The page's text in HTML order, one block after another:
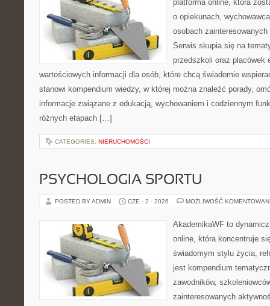
platforma online, która
o opiekunach,
osobach
Serwis skupia się na
przedszkoli oraz placówek
wartościowych informacji dla osób, które chcą świadomie
stanowi kompendium wiedzy, w której można znaleźć porady,
informacje związane z edukacją, wychowaniem i codziennym
różnych etapach […]
CATEGORIES: NIERUCHOMOŚCI
PSYCHOLOGIA SPORTU
POSTED BY ADMIN CZE - 2 - 2026 MOŻLIWOŚĆ
AkademikaWF to
online, która koncentruje
świadomym stylu życia,
jest kompendium
zawodników,
zainteresowanych